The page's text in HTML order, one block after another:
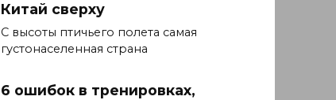
Китай сверху
С высоты птичьего полета самая
густонаселенная страна
6 ошибок в тренировках,